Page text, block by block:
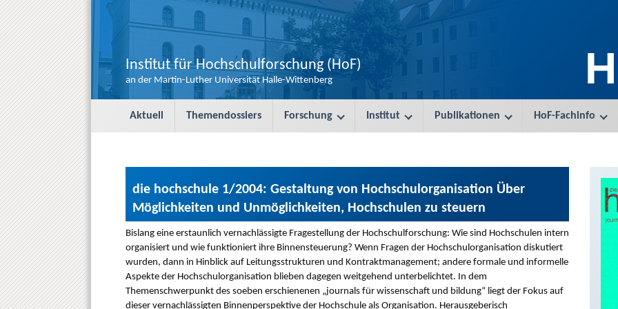
Institut für Hochschulforschung (HoF)
an der Martin-Luther Universität Halle-Wittenberg
Aktuell Themendossiers Forschung Institut Publikationen HoF-Fachinfo
die hochschule 1/2004: Gestaltung von Hochschulorganisation Über
Möglichkeiten und Unmöglichkeiten, Hochschulen zu steuern
Bislang eine erstaunlich vernachlässigte Fragestellung der Hochschulforschung: Wie sind Hochschulen intern
organisiert und wie funktioniert ihre Binnensteuerung? Wenn Fragen der Hochschulorganisation diskutiert
wurden, dann in Hinblick auf Leitungsstrukturen und Kontraktmanagement; andere formale und informelle
Aspekte der Hochschulorganisation blieben dagegen weitgehend unterbelichtet. In dem
Themenschwerpunkt des soeben erschienenen „journals für wissenschaft und bildung“ liegt der Fokus auf
dieser vernachlässigten Binnenperspektive der Hochschule als Organisation. Herausgeberisch